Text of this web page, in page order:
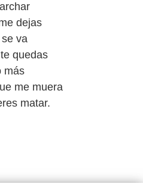
dejas
va
quedas
más
me muera
matar.